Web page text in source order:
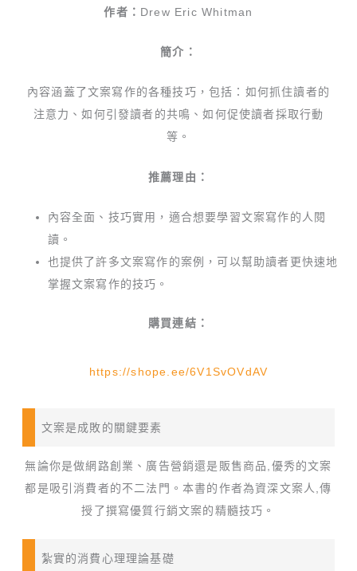
作者： Drew Eric Whitman
簡介：
內容涵蓋了文案寫作的各種技巧，包括：如何抓住讀者的
注意力、如何引發讀者的共鳴、如何促使讀者採取行動
等。
推薦理由：
內容全面、技巧實用，適合想要學習文案寫作的人閱
讀。
也提供了許多文案寫作的案例，可以幫助讀者更快速地
掌握文案寫作的技巧。
購買連結：
https://shope.ee/6V1SvOVdAV
文案是成敗的關鍵要素
無論你是做網路創業、廣告營銷還是販售商品,優秀的文案
都是吸引消費者的不二法門。本書的作者為資深文案人,傳
授了撰寫優質行銷文案的精髓技巧。
紮實的消費心理理論基礎